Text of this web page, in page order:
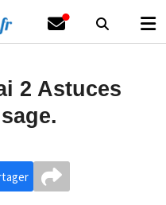
2 Astuces